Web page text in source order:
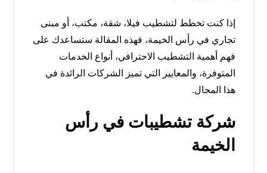
إذا كنت تخطط لتشطيب فيلا، شقة، مكتب، أو مبنى
تجاري في رأس الخيمة، فهذه المقالة ستساعدك على
فهم أهمية التشطيب الاحترافي، أنواع الخدمات
المتوفرة، والمعايير التي تميز الشركات الرائدة في
هذا المجال.
شركة تشطيبات في رأس
الخيمة